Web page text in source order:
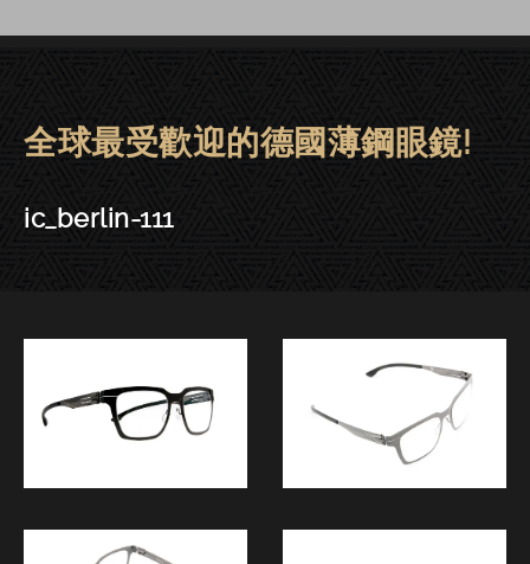
ic! berlin眼鏡 | 東門－ic_berlin-
全球最受歡迎的德國薄鋼眼鏡!
ic_berlin-111